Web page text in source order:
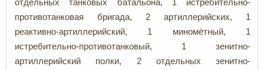
отдельных танковых батальона, 1 истребительно-
противотанковая бригада, 2 артиллерийских, 1
реактивно-артиллерийский, 1 миномётный, 1
истребительно-противотанковый, 1 зенитно-
артиллерийский полки, 2 отдельных зенитно-